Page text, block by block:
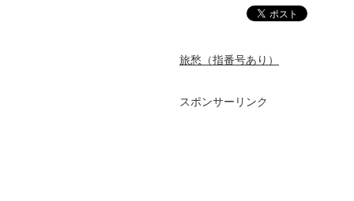
旅愁（指番号あり）
スポンサーリンク